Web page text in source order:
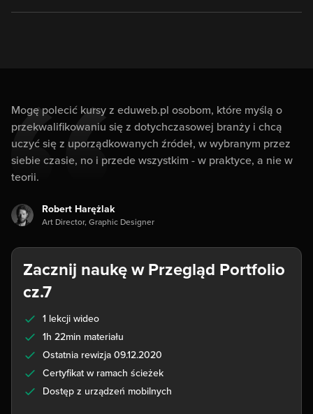
Mogę polecić kursy z eduweb.pl osobom, które myślą o
przekwalifikowaniu się z dotychczasowej branży i chcą
uczyć się z uporządkowanych źródeł, w wybranym przez
siebie czasie, no i przede wszystkim - w praktyce, a nie w
teorii.
Robert Harężlak
Art Director, Graphic Designer
Zacznij naukę w Przegląd Portfolio
cz.7
1 lekcji wideo
1h 22min materiału
Ostatnia rewizja 09.12.2020
Certyfikat w ramach ścieżek
Dostęp z urządzeń mobilnych